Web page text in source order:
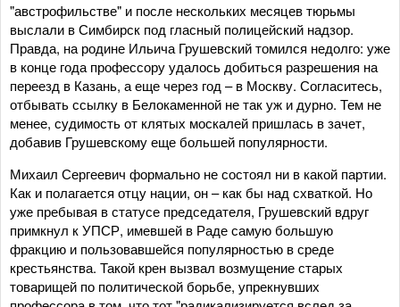
"австрофильстве" и после нескольких месяцев тюрьмы
выслали в Симбирск под гласный полицейский надзор.
Правда, на родине Ильича Грушевский томился недолго: уже
в конце года профессору удалось добиться разрешения на
переезд в Казань, а еще через год – в Москву. Согласитесь,
отбывать ссылку в Белокаменной не так уж и дурно. Тем не
менее, судимость от клятых москалей пришлась в зачет,
добавив Грушевскому еще большей популярности.
Михаил Сергеевич формально не состоял ни в какой партии.
Как и полагается отцу нации, он – как бы над схваткой. Но
уже пребывая в статусе председателя, Грушевский вдруг
примкнул к УПСР, имевшей в Раде самую большую
фракцию и пользовавшейся популярностью в среде
крестьянства. Такой крен вызвал возмущение старых
товарищей по политической борьбе, упрекнувших